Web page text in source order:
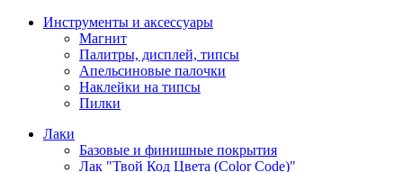
Инструменты и аксессуары
Магнит
Палитры, дисплей, типсы
Апельсиновые палочки
Наклейки на типсы
Пилки
Лаки
Базовые и финишные покрытия
Лак "Твой Код Цвета (Color Code)"